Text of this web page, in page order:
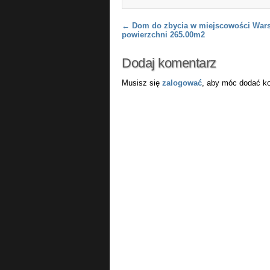
Post navigation
← Dom do zbycia w miejscowości
powierzchni 265.00m2
Dodaj komentarz
Musisz się zalogować, aby móc dodać